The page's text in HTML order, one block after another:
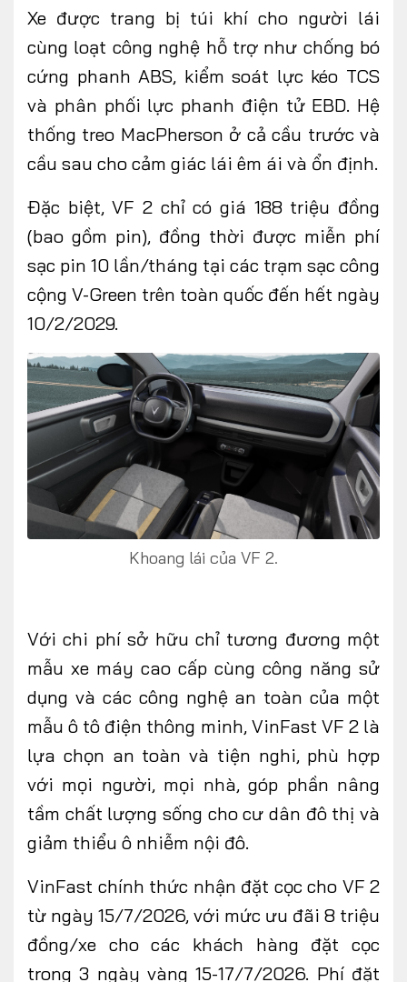
Xe được trang bị túi khí cho người lái
cùng loạt công nghệ hỗ trợ như chống bó
cứng phanh ABS, kiểm soát lực kéo TCS
và phân phối lực phanh điện tử EBD. Hệ
thống treo MacPherson ở cả cầu trước và
cầu sau cho cảm giác lái êm ái và ổn định.
Đặc biệt, VF 2 chỉ có giá 188 triệu đồng
(bao gồm pin), đồng thời được miễn phí
sạc pin 10 lần/tháng tại các trạm sạc công
cộng V-Green trên toàn quốc đến hết ngày
10/2/2029.
Khoang lái của VF 2.
Với chi phí sở hữu chỉ tương đương một
mẫu xe máy cao cấp cùng công năng sử
dụng và các công nghệ an toàn của một
mẫu ô tô điện thông minh, VinFast VF 2 là
lựa chọn an toàn và tiện nghi, phù hợp
với mọi người, mọi nhà, góp phần nâng
tầm chất lượng sống cho cư dân đô thị và
giảm thiểu ô nhiễm nội đô.
VinFast chính thức nhận đặt cọc cho VF 2
từ ngày 15/7/2026, với mức ưu đãi 8 triệu
đồng/xe cho các khách hàng đặt cọc
trong 3 ngày vàng 15-17/7/2026. Phí đặt